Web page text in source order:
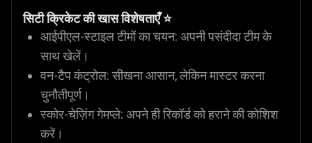
सिटी क्रिकेट की खास विशेषताएँ ⭐
आईपीएल-स्टाइल टीमों का चयन: अपनी पसंदीदा टीम के
साथ खेलें।
वन-टैप कंट्रोल: सीखना आसान, लेकिन मास्टर करना
चुनौतीपूर्ण।
स्कोर-चेज़िंग गेमप्ले: अपने ही रिकॉर्ड को हराने की कोशिश
करें।